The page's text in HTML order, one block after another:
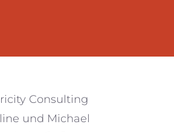
Consulting
und Michael